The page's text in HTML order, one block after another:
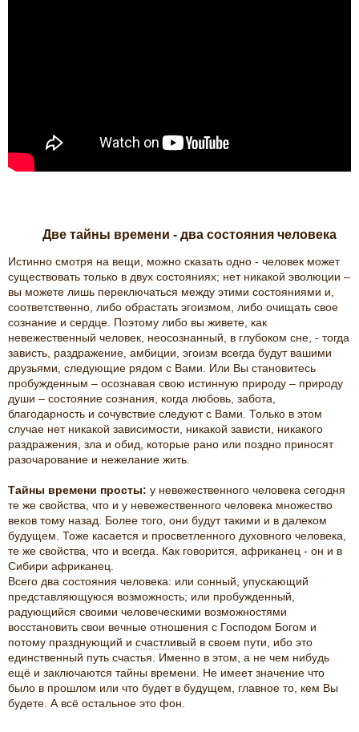
Две тайны времени - два состояния человека
Истинно смотря на вещи, можно сказать одно - человек может
существовать только в двух состояниях; нет никакой эволюции –
вы можете лишь переключаться между этими состояниями и,
соответственно, либо обрастать эгоизмом, либо очищать свое
сознание и сердце. Поэтому либо вы живете, как
невежественный человек, неосознанный, в глубоком сне, - тогда
зависть, раздражение, амбиции, эгоизм всегда будут вашими
друзьями, следующие рядом с Вами. Или Вы становитесь
пробужденным – осознавая свою истинную природу – природу
души – состояние сознания, когда любовь, забота,
благодарность и сочувствие следуют с Вами. Только в этом
случае нет никакой зависимости, никакой зависти, никакого
раздражения, зла и обид, которые рано или поздно приносят
разочарование и нежелание жить.
Тайны времени просты: у невежественного человека сегодня
те же свойства, что и у невежественного человека множество
веков тому назад. Более того, они будут такими и в далеком
будущем. Тоже касается и просветленного духовного человека,
те же свойства, что и всегда. Как говорится, африканец - он и в
Сибири африканец.
Всего два состояния человека: или сонный, упускающий
представляющуюся возможность; или пробужденный,
радующийся своими человеческими возможностями
восстановить свои вечные отношения с Господом Богом и
потому празднующий и счастливый в своем пути, ибо это
единственный путь счастья. Именно в этом, а не чем нибудь
ещё и заключаются тайны времени. Не имеет значение что
было в прошлом или что будет в будущем, главное то, кем Вы
будете. А всё остальное это фон.